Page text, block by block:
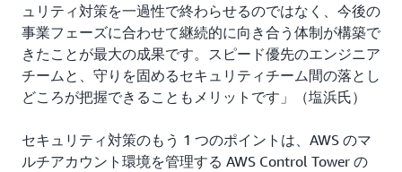
ュリティ対策を一過性で終わらせるのではなく、今後の
事業フェーズに合わせて継続的に向き合う体制が構築で
きたことが最大の成果です。スピード優先のエンジニア
チームと、守りを固めるセキュリティチーム間の落とし
どころが把握できることもメリットです」（塩浜氏）
セキュリティ対策のもう 1 つのポイントは、AWS のマ
ルチアカウント環境を管理する AWS Control Tower の